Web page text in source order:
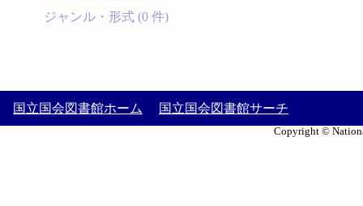
ジャンル・形式 (0 件)
国立国会図書館ホーム 国立国会図書館サーチ
Copyright ©